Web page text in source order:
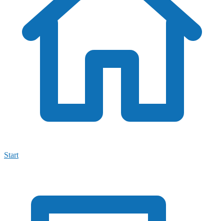
Start